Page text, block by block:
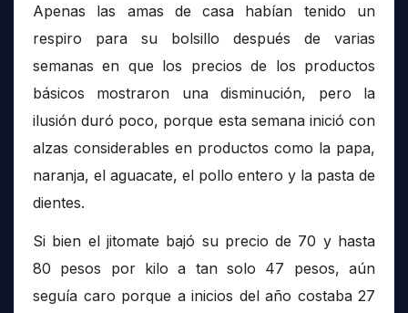
Apenas las amas de casa habían tenido un
respiro para su bolsillo después de varias
semanas en que los precios de los productos
básicos mostraron una disminución, pero la
ilusión duró poco, porque esta semana inició con
alzas considerables en productos como la papa,
naranja, el aguacate, el pollo entero y la pasta de
dientes.
Si bien el jitomate bajó su precio de 70 y hasta
80 pesos por kilo a tan solo 47 pesos, aún
seguía caro porque a inicios del año costaba 27